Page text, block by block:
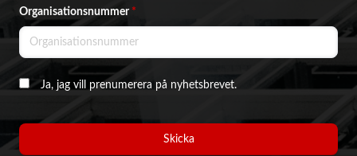
Organisationsnummer *
Ja, jag vill prenumerera på nyhetsbrevet.
Skicka